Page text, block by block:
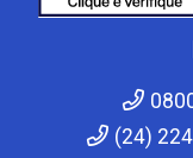
(24)